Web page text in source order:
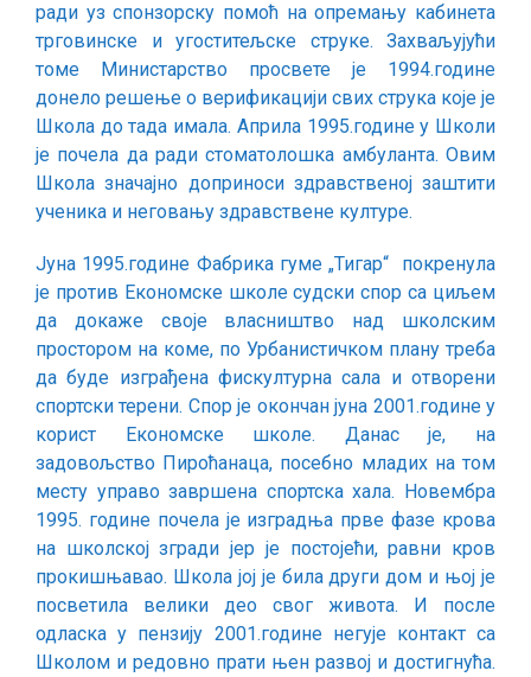
ради уз спонзорску помоћ на опремању кабинета
трговинске и угоститељске струке. Захваљујући
томе Министарство просвете је 1994.године
донело решење о верификацији свих струка које је
Школа до тада имала. Априла 1995.године у Школи
је почела да ради стоматолошка амбуланта. Овим
Школа значајно доприноси здравственој заштити
ученика и неговању здравствене културе.
Јуна 1995.године Фабрика гуме „Тигар“ покренула
је против Економске школе судски спор са циљем
да докаже своје власништво над школским
простором на коме, по Урбанистичком плану треба
да буде изграђена фискултурна сала и отворени
спортски терени. Спор је окончан јуна 2001.године у
корист Економске школе. Данас је, на
задовољство Пироћанаца, посебно младих на том
месту управо завршена спортска хала. Новембра
1995. године почела је изградња прве фазе крова
на школској згради јер је постојећи, равни кров
прокишњавао. Школа јој је била други дом и њој је
посветила велики део свог живота. И после
одласка у пензију 2001.године негује контакт са
Школом и редовно прати њен развој и достигнућа.